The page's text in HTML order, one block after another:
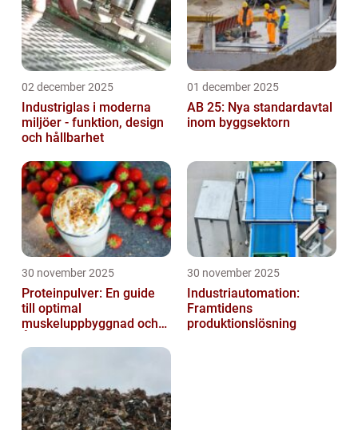
02 december 2025
Industriglas i moderna
miljöer - funktion, design
och hållbarhet
01 december 2025
AB 25: Nya standardavtal
inom byggsektorn
30 november 2025
Proteinpulver: En guide
till optimal
muskeluppbyggnad och
30 november 2025
Industriautomation:
Framtidens
produktionslösning